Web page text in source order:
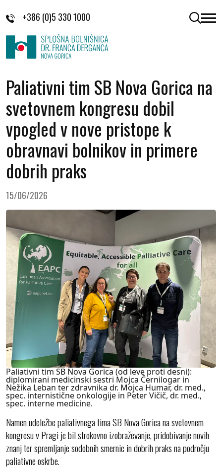
+386 (0)5 330 1000 odpri
Paliativni tim SB Nova Gorica na
svetovnem kongresu dobil
vpogled v nove pristope k
obravnavi bolnikov in primere
dobrih praks
15/06/2026
Paliativni tim SB Nova Gorica (od leve proti desni):
diplomirani medicinski sestri Mojca Černilogar in
Nežika Leban ter zdravnika dr. Mojca Humar, dr. med.,
spec. internistične onkologije in Peter Vičič, dr. med.,
spec. interne medicine.
Namen udeležbe paliativnega tima SB Nova Gorica na svetovnem
kongresu v Pragi je bil strokovno izobraževanje, pridobivanje novih
znanj ter spremljanje sodobnih smernic in dobrih praks na področju
paliativne oskrbe.